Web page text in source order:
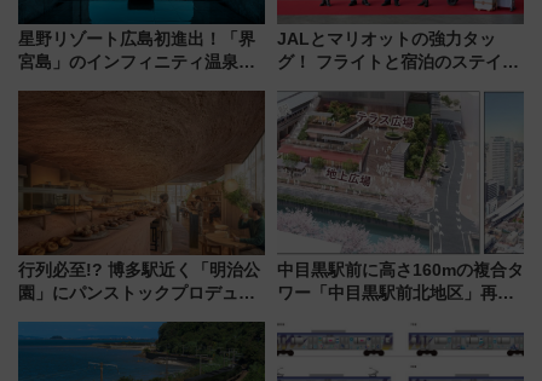
星野リゾート広島初進出！「界
宮島」のインフィニティ温泉と
JALとマリオットの強力タッ
グ！ フライトと宿泊のステイタ
上級会員資格を効率よく獲得す
る方法を解説
行列必至!? 博多駅近く「明治公
園」にパンストックプロデュー
オープン 秋からはビストロ営業
中目黒駅前に高さ160mの複合タ
ワー「中目黒駅前北地区」再開